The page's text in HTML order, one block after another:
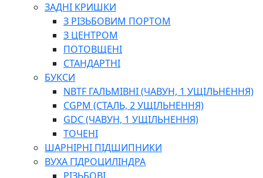
ЗАДНІ КРИШКИ
З РІЗЬБОВИМ ПОРТОМ
З ЦЕНТРОМ
ПОТОВЩЕНІ
СТАНДАРТНІ
БУКСИ
NBTF ГАЛЬМІВНІ (ЧАВУН, 1 УЩІЛЬНЕННЯ)
CGPM (СТАЛЬ, 2 УЩІЛЬНЕННЯ)
GDC (ЧАВУН, 1 УЩІЛЬНЕННЯ)
ТОЧЕНІ
ШАРНІРНІ ПІДШИПНИКИ
ВУХА ГІДРОЦИЛІНДРА